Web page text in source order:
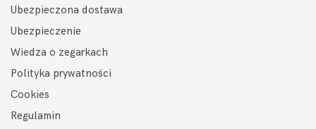
Ubezpieczona dostawa
Ubezpieczenie
Wiedza o zegarkach
Polityka prywatności
Cookies
Regulamin